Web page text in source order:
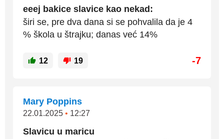
eeej bakice slavice kao nekad:
širi se, pre dva dana si se pohvalila da je 4
% škola u štrajku; danas već 14%
12 19 -7
Mary Poppins
22.01.2025 • 12:27
Slavicu u maricu